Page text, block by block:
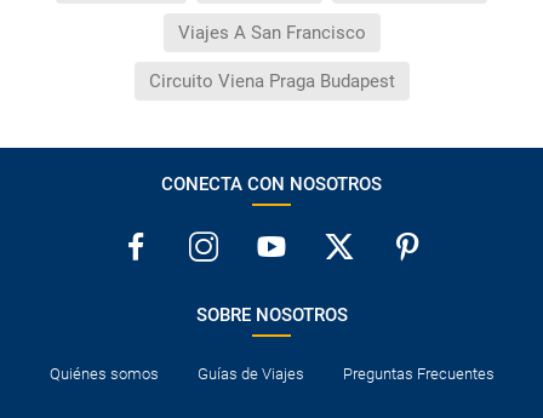
Viajes A San Francisco
Circuito Viena Praga Budapest
CONECTA CON NOSOTROS
SOBRE NOSOTROS
Quiénes somos Guías de Viajes Preguntas Frecuentes